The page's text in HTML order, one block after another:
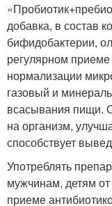
добавка, в состав
бифидобактерии,
регулярном приеме
нормализации
газовый и
всасывания пищи.
на организм,
способствует
Употреблять
мужчинам, детям
приеме